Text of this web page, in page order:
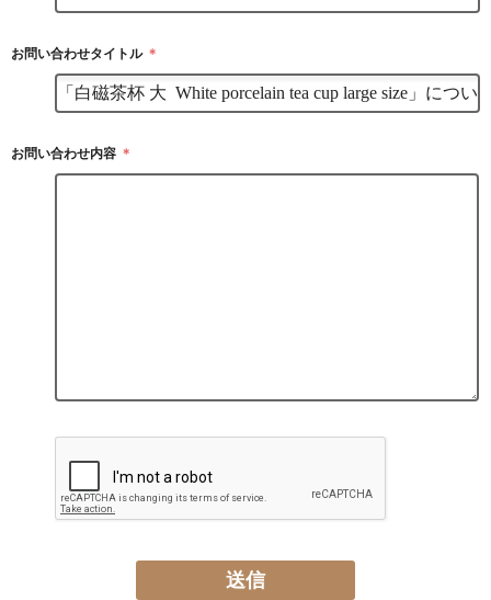
お問い合わせタイトル ＊
お問い合わせ内容 ＊